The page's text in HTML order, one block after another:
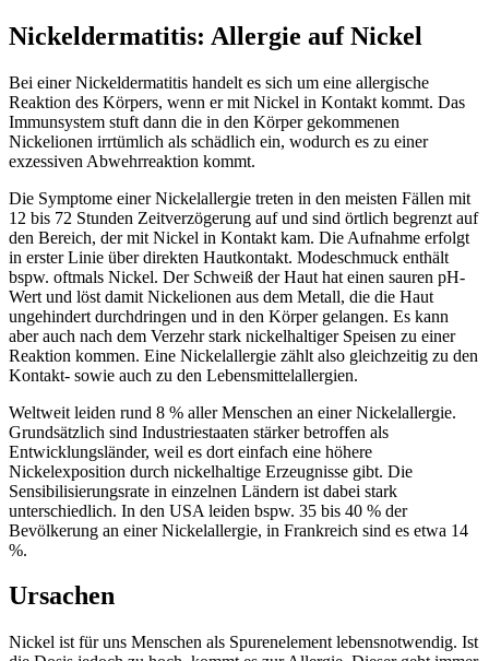
Nickeldermatitis: Allergie auf Nickel
Bei einer Nickeldermatitis handelt es sich um eine allergische
Reaktion des Körpers, wenn er mit Nickel in Kontakt kommt. Das
Immunsystem stuft dann die in den Körper gekommenen
Nickelionen irrtümlich als schädlich ein, wodurch es zu einer
exzessiven Abwehrreaktion kommt.
Die Symptome einer Nickelallergie treten in den meisten Fällen mit
12 bis 72 Stunden Zeitverzögerung auf und sind örtlich begrenzt auf
den Bereich, der mit Nickel in Kontakt kam. Die Aufnahme erfolgt
in erster Linie über direkten Hautkontakt. Modeschmuck enthält
bspw. oftmals Nickel. Der Schweiß der Haut hat einen sauren pH-
Wert und löst damit Nickelionen aus dem Metall, die die Haut
ungehindert durchdringen und in den Körper gelangen. Es kann
aber auch nach dem Verzehr stark nickelhaltiger Speisen zu einer
Reaktion kommen. Eine Nickelallergie zählt also gleichzeitig zu den
Kontakt- sowie auch zu den Lebensmittelallergien.
Weltweit leiden rund 8 % aller Menschen an einer Nickelallergie.
Grundsätzlich sind Industriestaaten stärker betroffen als
Entwicklungsländer, weil es dort einfach eine höhere
Nickelexposition durch nickelhaltige Erzeugnisse gibt. Die
Sensibilisierungsrate in einzelnen Ländern ist dabei stark
unterschiedlich. In den USA leiden bspw. 35 bis 40 % der
Bevölkerung an einer Nickelallergie, in Frankreich sind es etwa 14
%.
Ursachen
Nickel ist für uns Menschen als Spurenelement lebensnotwendig. Ist